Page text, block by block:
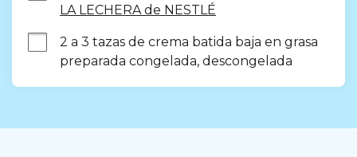
LA LECHERA de NESTLÉ
2 a 3 tazas de crema batida baja en grasa
preparada congelada, descongelada